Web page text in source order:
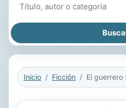
Inicio Ficción